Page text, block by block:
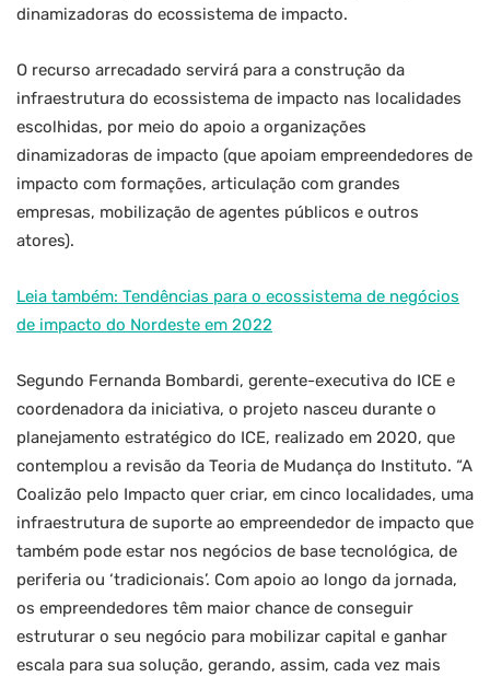
dinamizadoras do ecossistema de impacto.
O recurso arrecadado servirá para a construção da
infraestrutura do ecossistema de impacto nas localidades
escolhidas, por meio do apoio a organizações
dinamizadoras de impacto (que apoiam empreendedores de
impacto com formações, articulação com grandes
empresas, mobilização de agentes públicos e outros
atores).
Leia também: Tendências para o ecossistema de negócios
de impacto do Nordeste em 2022
Segundo Fernanda Bombardi, gerente-executiva do ICE e
coordenadora da iniciativa, o projeto nasceu durante o
planejamento estratégico do ICE, realizado em 2020, que
contemplou a revisão da Teoria de Mudança do Instituto. “A
Coalizão pelo Impacto quer criar, em cinco localidades, uma
infraestrutura de suporte ao empreendedor de impacto que
também pode estar nos negócios de base tecnológica, de
periferia ou ‘tradicionais’. Com apoio ao longo da jornada,
os empreendedores têm maior chance de conseguir
estruturar o seu negócio para mobilizar capital e ganhar
escala para sua solução, gerando, assim, cada vez mais